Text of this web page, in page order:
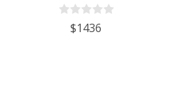
$1436